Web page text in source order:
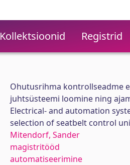
Kollektsioonid Registrid
Ohutusrihma kontrollseadme
juhtsüsteemi loomine ning
Electrical- and automation
selection of seatbelt control
Mitendorf, Sander
magistritööd
automatiseerimine